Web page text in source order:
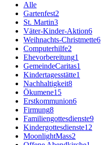
Alle
Gartenfest2
St. Martin3
Väter-Kinder-Aktion6
Weihnachts-Christmette6
Computerhilfe2
Ehevorbereitung1
GemeindeCaritas1
Kindertagesstätte1
Nachhaltigkeit8
Ökumene15
Erstkommunion6
Firmung8
Familiengottesdienste9
Kindergottesdienste12
MoonlightMass2